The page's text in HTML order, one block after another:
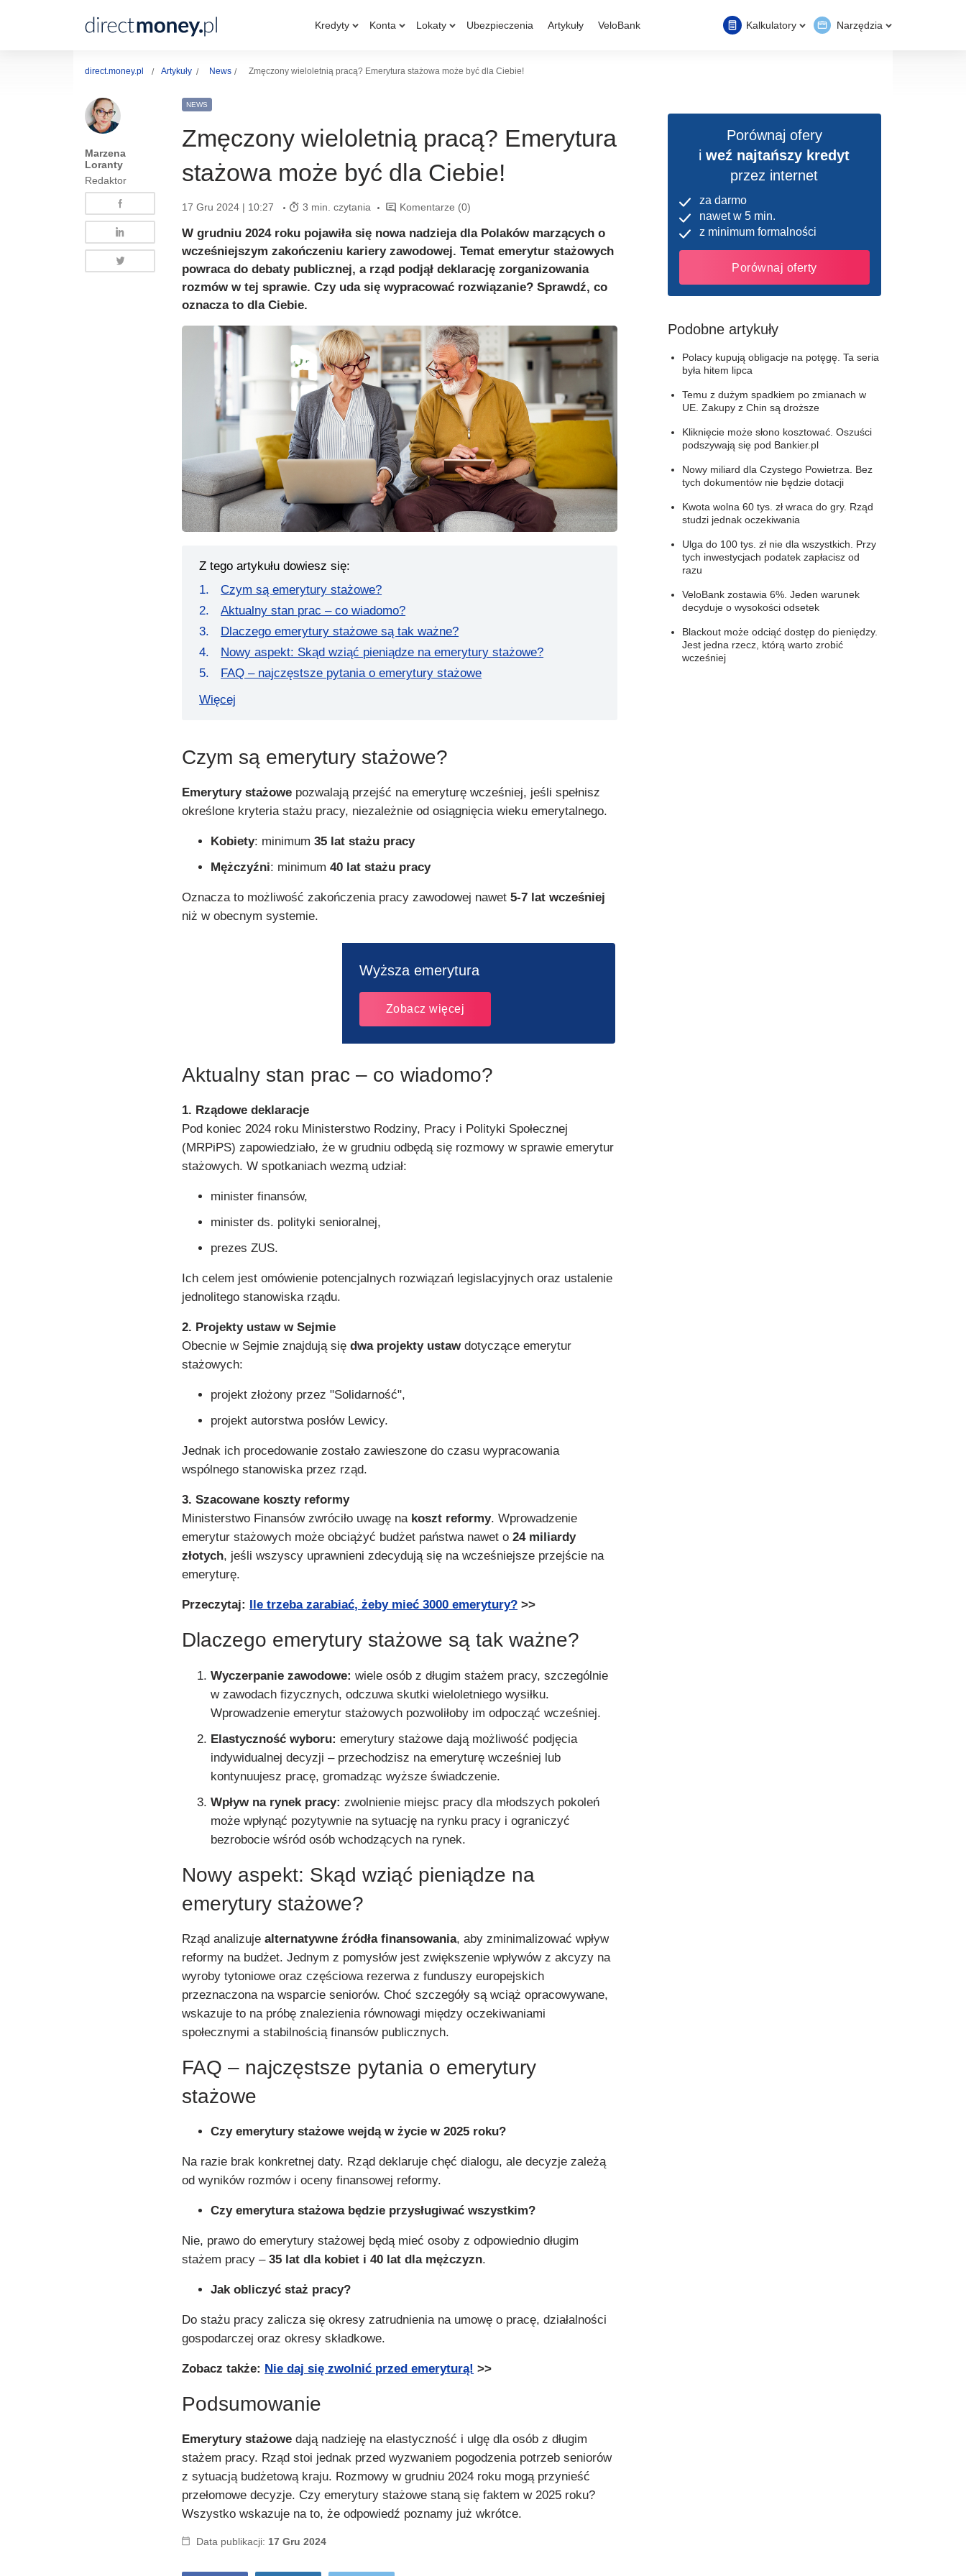
Kredyty Konta Lokaty Ubezpieczenia Artykuły VeloBank Kalkulatory Narzędzia
direct.money.pl Artykuły News Zmęczony wieloletnią pracą? Emerytura stażowa może być dla Ciebie!
Marzena
Loranty
Redaktor
NEWS
Zmęczony wieloletnią pracą? Emerytura
stażowa może być dla Ciebie!
17 Gru 2024 | 10:27 3 min. czytania Komentarze (0)
W grudniu 2024 roku pojawiła się nowa nadzieja dla Polaków marzących o
wcześniejszym zakończeniu kariery zawodowej. Temat emerytur stażowych
powraca do debaty publicznej, a rząd podjął deklarację zorganizowania
rozmów w tej sprawie. Czy uda się wypracować rozwiązanie? Sprawdź, co
oznacza to dla Ciebie.
Z tego artykułu dowiesz się:
Czym są emerytury stażowe?
Aktualny stan prac – co wiadomo?
Dlaczego emerytury stażowe są tak ważne?
Nowy aspekt: Skąd wziąć pieniądze na emerytury stażowe?
FAQ – najczęstsze pytania o emerytury stażowe
Więcej
Czym są emerytury stażowe?
Emerytury stażowe pozwalają przejść na emeryturę wcześniej, jeśli spełnisz
określone kryteria stażu pracy, niezależnie od osiągnięcia wieku emerytalnego.
Kobiety: minimum35 lat stażu pracy
Mężczyźni: minimum40 lat stażu pracy
Oznacza to możliwość zakończenia pracy zawodowej nawet5-7 lat wcześniej
niż w obecnym systemie.
Wyższa emerytura
Zobacz więcej
Aktualny stan prac – co wiadomo?
1. Rządowe deklaracje
Pod koniec 2024 roku Ministerstwo Rodziny, Pracy i Polityki Społecznej
(MRPiPS) zapowiedziało, że w grudniu odbędą się rozmowy w sprawie emerytur
stażowych. W spotkaniach wezmą udział:
minister finansów,
minister ds. polityki senioralnej,
prezes ZUS.
Ich celem jest omówienie potencjalnych rozwiązań legislacyjnych oraz ustalenie
jednolitego stanowiska rządu.
2. Projekty ustaw w Sejmie
Obecnie w Sejmie znajdują siędwa projekty ustawdotyczące emerytur
stażowych:
projekt złożony przez "Solidarność",
projekt autorstwa posłów Lewicy.
Jednak ich procedowanie zostało zawieszone do czasu wypracowania
wspólnego stanowiska przez rząd.
3.Szacowane koszty reformy
Ministerstwo Finansów zwróciło uwagę na koszt reformy. Wprowadzenie
emerytur stażowych może obciążyć budżet państwa nawet o24 miliardy
złotych, jeśli wszyscy uprawnieni zdecydują się na wcześniejsze przejście na
emeryturę.
Przeczytaj: Ile trzeba zarabiać, żeby mieć 3000 emerytury? >>
Dlaczego emerytury stażowe są tak ważne?
Wyczerpanie zawodowe:wiele osób z długim stażem pracy, szczególnie
w zawodach fizycznych, odczuwa skutki wieloletniego wysiłku.
Wprowadzenie emerytur stażowych pozwoliłoby im odpocząć wcześniej.
Elastyczność wyboru:emerytury stażowe dają możliwość podjęcia
indywidualnej decyzji – przechodzisz na emeryturę wcześniej lub
kontynuujesz pracę, gromadząc wyższe świadczenie.
Wpływ na rynek pracy: zwolnienie miejsc pracy dla młodszych pokoleń
może wpłynąć pozytywnie na sytuację na rynku pracy i ograniczyć
bezrobocie wśród osób wchodzących na rynek.
Nowy aspekt: Skąd wziąć pieniądze na
emerytury stażowe?
Rząd analizujealternatywne źródła finansowania, aby zminimalizować wpływ
reformy na budżet. Jednym z pomysłów jest zwiększenie wpływów z akcyzy na
wyroby tytoniowe oraz częściowa rezerwa z funduszy europejskich
przeznaczona na wsparcie seniorów. Choć szczegóły są wciąż opracowywane,
wskazuje to na próbę znalezienia równowagi między oczekiwaniami
społecznymi a stabilnością finansów publicznych.
FAQ – najczęstsze pytania o emerytury
stażowe
Czy emerytury stażowe wejdą w życie w 2025 roku?
Na razie brak konkretnej daty. Rząd deklaruje chęć dialogu, ale decyzje zależą
od wyników rozmów i oceny finansowej reformy.
Czy emerytura stażowa będzie przysługiwać wszystkim?
Nie, prawo do emerytury stażowej będą mieć osoby z odpowiednio długim
stażem pracy –35 lat dla kobiet i 40 lat dla mężczyzn.
Jak obliczyć staż pracy?
Do stażu pracy zalicza się okresy zatrudnienia na umowę o pracę, działalności
gospodarczej oraz okresy składkowe.
Zobacz także: Nie daj się zwolnić przed emeryturą! >>
Podsumowanie
Emerytury stażowe dają nadzieję na elastyczność i ulgę dla osób z długim
stażem pracy. Rząd stoi jednak przed wyzwaniem pogodzenia potrzeb seniorów
z sytuacją budżetową kraju. Rozmowy w grudniu 2024 roku mogą przynieść
przełomowe decyzje. Czy emerytury stażowe staną się faktem w 2025 roku?
Wszystko wskazuje na to, że odpowiedź poznamy już wkrótce.
Data publikacji: 17 Gru 2024
Porównaj ofery
iweź najtańszy kredyt
przez internet
za darmo
nawet w 5 min.
z minimum formalności
Porównaj oferty
Podobne artykuły
Polacy kupują obligacje na potęgę. Ta seria
była hitem lipca
Temu z dużym spadkiem po zmianach w
UE. Zakupy z Chin są droższe
Kliknięcie może słono kosztować. Oszuści
podszywają się pod Bankier.pl
Nowy miliard dla Czystego Powietrza. Bez
tych dokumentów nie będzie dotacji
Kwota wolna 60 tys. zł wraca do gry. Rząd
studzi jednak oczekiwania
Ulga do 100 tys. zł nie dla wszystkich. Przy
tych inwestycjach podatek zapłacisz od
razu
VeloBank zostawia 6%. Jeden warunek
decyduje o wysokości odsetek
Blackout może odciąć dostęp do pieniędzy.
Jest jedna rzecz, którą warto zrobić
wcześniej